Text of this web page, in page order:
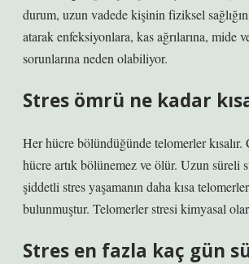
durum, uzun vadede kişinin fiziksel
atarak enfeksiyonlara, kas ağrılarına, mide
sorunlarına neden olabiliyor.
Stres ömrü ne kadar
Her hücre bölündüğünde telomerler kısalır.
hücre artık bölünemez ve ölür. Uzun süreli
şiddetli stres yaşamanın daha kısa
bulunmuştur. Telomerler stresi kimyasal
Stres en fazla kaç gün